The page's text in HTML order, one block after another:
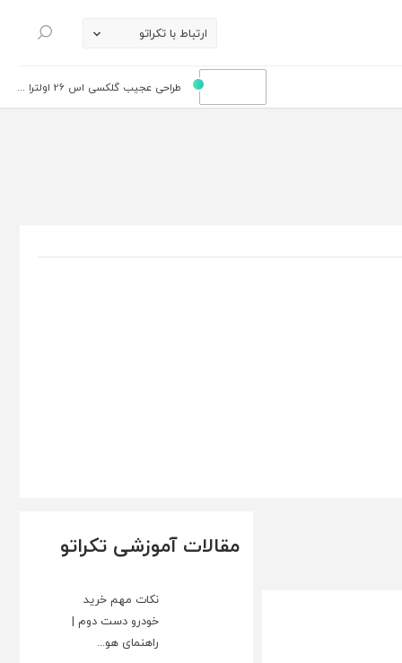
ارتباط با تکراتو
جستجو
طراحی عجیب گلکسی اس 26 اولترا ...
مقالات آموزشی تکراتو
نکات مهم خرید
خودرو دست دوم |
راهنمای هو...